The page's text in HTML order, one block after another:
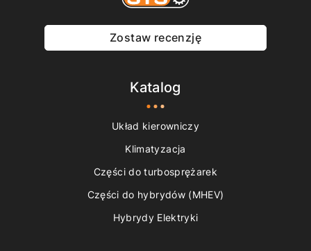
Zostaw recenzję
Katalog
Układ kierowniczy
Klimatyzacja
Części do turbosprężarek
Części do hybrydów (MHEV)
Hybrydy Elektryki